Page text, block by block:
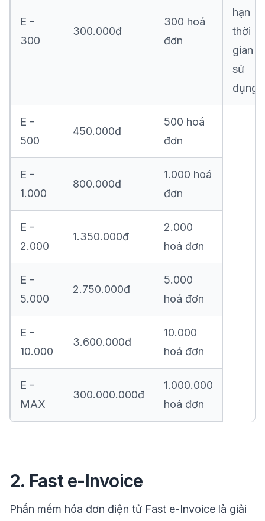
E -
300
300.000đ
300 hoá
đơn
hạn
thời
gian
sử
dụng
E -
500
450.000đ
500 hoá
đơn
E -
1.000
800.000đ
1.000 hoá
đơn
E -
2.000
1.350.000đ
2.000
hoá đơn
E -
5.000
2.750.000đ
5.000
hoá đơn
E -
10.000
3.600.000đ
10.000
hoá đơn
E -
MAX
300.000.000đ
1.000.000
hoá đơn
2. Fast e-Invoice
Phần mềm hóa đơn điện tử Fast e-Invoice là giải